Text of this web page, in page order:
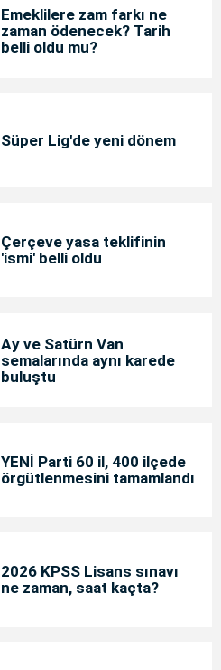
Emeklilere zam farkı ne
zaman ödenecek? Tarih
belli oldu mu?
Süper Lig'de yeni dönem
Çerçeve yasa teklifinin
'ismi' belli oldu
Ay ve Satürn Van
semalarında aynı karede
buluştu
YENİ Parti 60 il, 400 ilçede
örgütlenmesini tamamlandı
2026 KPSS Lisans sınavı
ne zaman, saat kaçta?